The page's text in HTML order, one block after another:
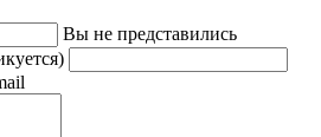
Вы не представились